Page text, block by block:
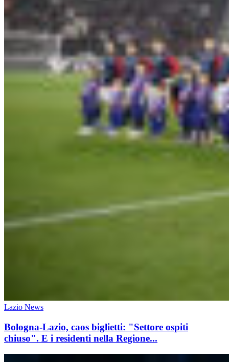
Lazio News
Bologna-Lazio, caos biglietti: "Settore ospiti
chiuso". E i residenti nella Regione...